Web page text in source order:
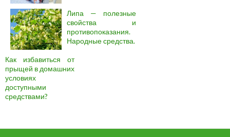
Липа — полезные
свойства и
противопоказания.
Народные средства.
Как избавиться от
прыщей в домашних
условиях
доступными
средствами?